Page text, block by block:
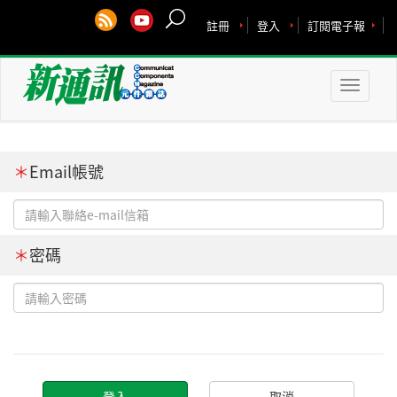
訂閱電子報
登入
註冊
Toggle
＊Email帳號
＊密碼